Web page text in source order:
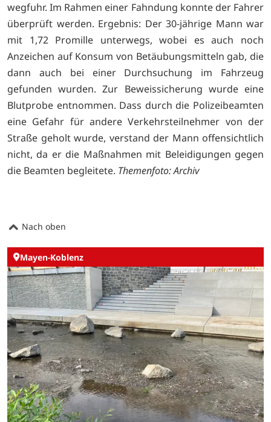
wegfuhr. Im Rahmen einer Fahndung konnte der Fahrer
überprüft werden. Ergebnis: Der 30-jährige Mann war
mit 1,72 Promille unterwegs, wobei es auch noch
Anzeichen auf Konsum von Betäubungsmitteln gab, die
dann auch bei einer Durchsuchung im Fahrzeug
gefunden wurden. Zur Beweissicherung wurde eine
Blutprobe entnommen. Dass durch die Polizeibeamten
eine Gefahr für andere Verkehrsteilnehmer von der
Straße geholt wurde, verstand der Mann offensichtlich
nicht, da er die Maßnahmen mit Beleidigungen gegen
die Beamten begleitete. Themenfoto: Archiv
Nach oben
Mayen-Koblenz